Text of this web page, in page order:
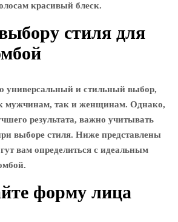
красивый блеск.
стиля для
универсальный и стильный выбор,
мужчинам, так и женщинам. Однако,
результата, важно учитывать
выборе стиля. Ниже представлены
вам определиться с идеальным
форму лица